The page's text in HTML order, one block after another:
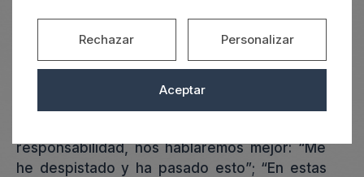
concreción y la acción.
Cuando vivimos con culpa tendemos a tener
pensamientos como, “Mira lo que he hecho”
responsabilidad, nos hablaremos mejor: “Me
he despistado y ha pasado esto”; “En estas
Aceptar
Rechazar Personalizar